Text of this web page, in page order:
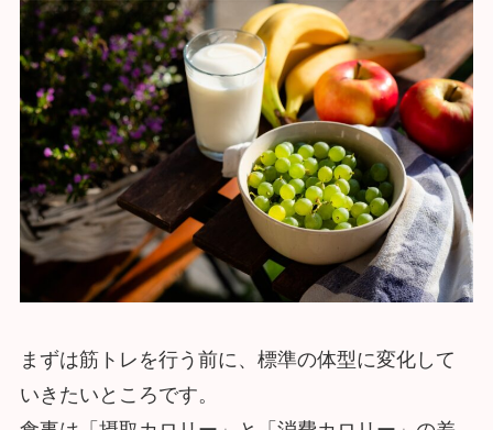
まずは筋トレを行う前に、標準の体型に変化して
いきたいところです。